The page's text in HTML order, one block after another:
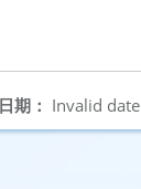
期： Invalid date